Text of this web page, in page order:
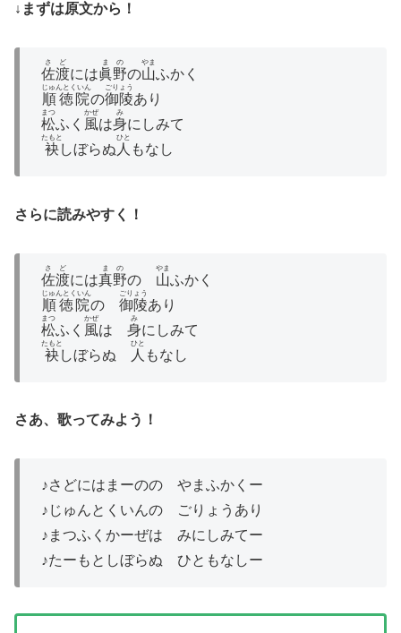
↓まずは原文から！
佐渡
さど
には眞野
まの
の山
やま
ふかく
順徳院
じゅんとくいん
の御陵
ごりょう
あり
松
まつ
ふく 風
かぜ
は身
み
にしみて
袂
たもと
しぼらぬ 人
ひと
もなし
さらに読みやすく！
佐渡
さど
には真野
まの
の 山
やま
ふかく
順徳院
じゅんとくいん
の 御陵
ごりょう
あり
松
まつ
ふく 風
かぜ
は 身
み
にしみて
袂
たもと
しぼらぬ 人
ひと
もなし
さあ、歌ってみよう！
♪さどにはまーのの やまふかくー
♪じゅんとくいんの ごりょうあり
♪まつふくかーぜは みにしみてー
♪たーもとしぼらぬ ひともなしー